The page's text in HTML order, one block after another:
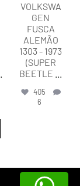
VOLKSWA
GEN
FUSCA
ALEMÃO
1303 - 1973
(SUPER
BEETLE
405
6